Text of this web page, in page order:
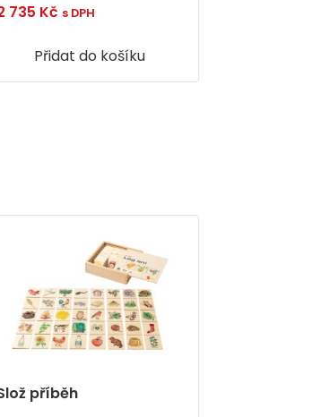
735 Kč s DPH
Přidat do košíku
příběh